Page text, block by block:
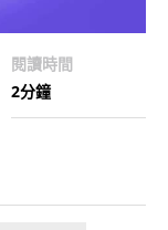
閱讀時間
2分鐘